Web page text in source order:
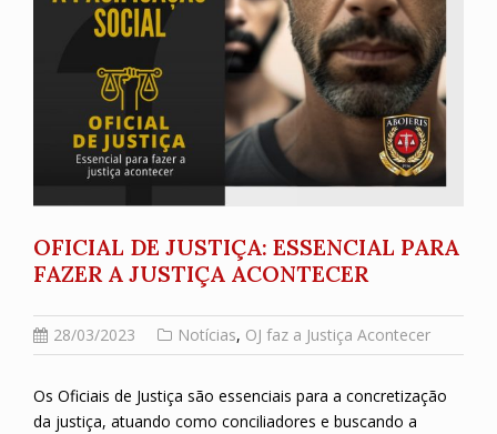
OFICIAL DE JUSTIÇA: ESSENCIAL PARA
FAZER A JUSTIÇA ACONTECER
28/03/2023 Notícias, OJ faz a Justiça Acontecer
Os Oficiais de Justiça são essenciais para a concretização
da justiça, atuando como conciliadores e buscando a